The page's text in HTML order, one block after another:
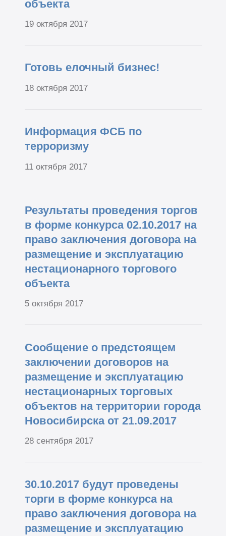
объекта
19 октября 2017
Готовь елочный бизнес!
18 октября 2017
Информация ФСБ по
терроризму
11 октября 2017
Результаты проведения торгов
в форме конкурса 02.10.2017 на
право заключения договора на
размещение и эксплуатацию
нестационарного торгового
объекта
5 октября 2017
Сообщение о предстоящем
заключении договоров на
размещение и эксплуатацию
нестационарных торговых
объектов на территории города
Новосибирска от 21.09.2017
28 сентября 2017
30.10.2017 будут проведены
торги в форме конкурса на
право заключения договора на
размещение и эксплуатацию